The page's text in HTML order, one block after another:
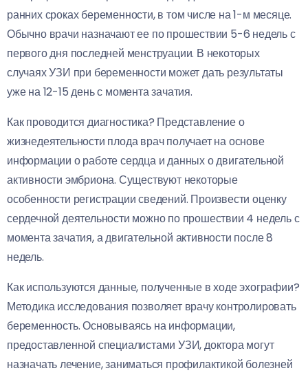
ранних сроках беременности, в том числе на 1-м месяце.
Обычно врачи назначают ее по прошествии 5-6 недель с
первого дня последней менструации. В некоторых
случаях УЗИ при беременности может дать результаты
уже на 12-15 день с момента зачатия.
Как проводится диагностика? Представление о
жизнедеятельности плода врач получает на основе
информации о работе сердца и данных о двигательной
активности эмбриона. Существуют некоторые
особенности регистрации сведений. Произвести оценку
сердечной деятельности можно по прошествии 4 недель с
момента зачатия, а двигательной активности после 8
недель.
Как используются данные, полученные в ходе эхографии?
Методика исследования позволяет врачу контролировать
беременность. Основываясь на информации,
предоставленной специалистами УЗИ, доктора могут
назначать лечение, заниматься профилактикой болезней